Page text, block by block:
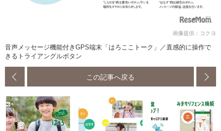
画像提供：コクヨ
音声メッセージ機能付きGPS端末「はろここトーク」／直感的に操作で
きるトライアングルボタン
この記事へ戻る